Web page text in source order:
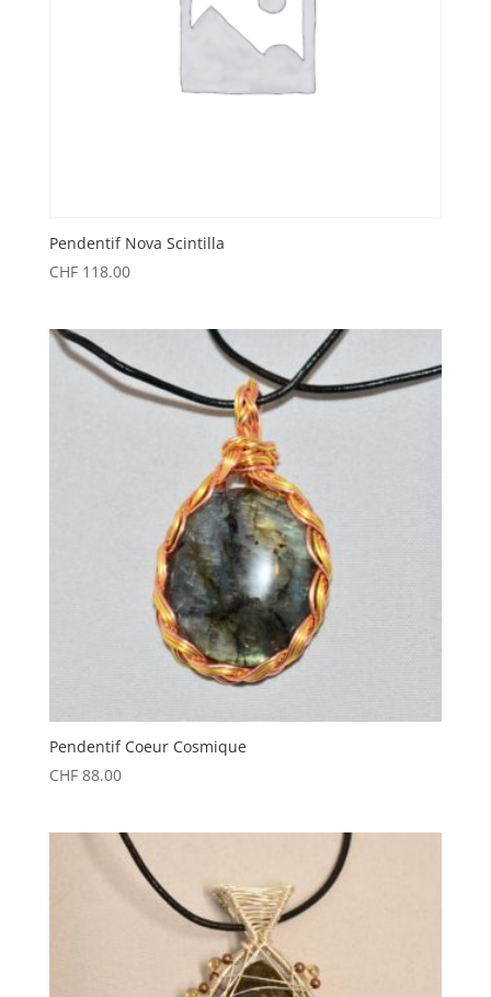
Pendentif Nova Scintilla
CHF118.00
Pendentif Coeur Cosmique
CHF88.00